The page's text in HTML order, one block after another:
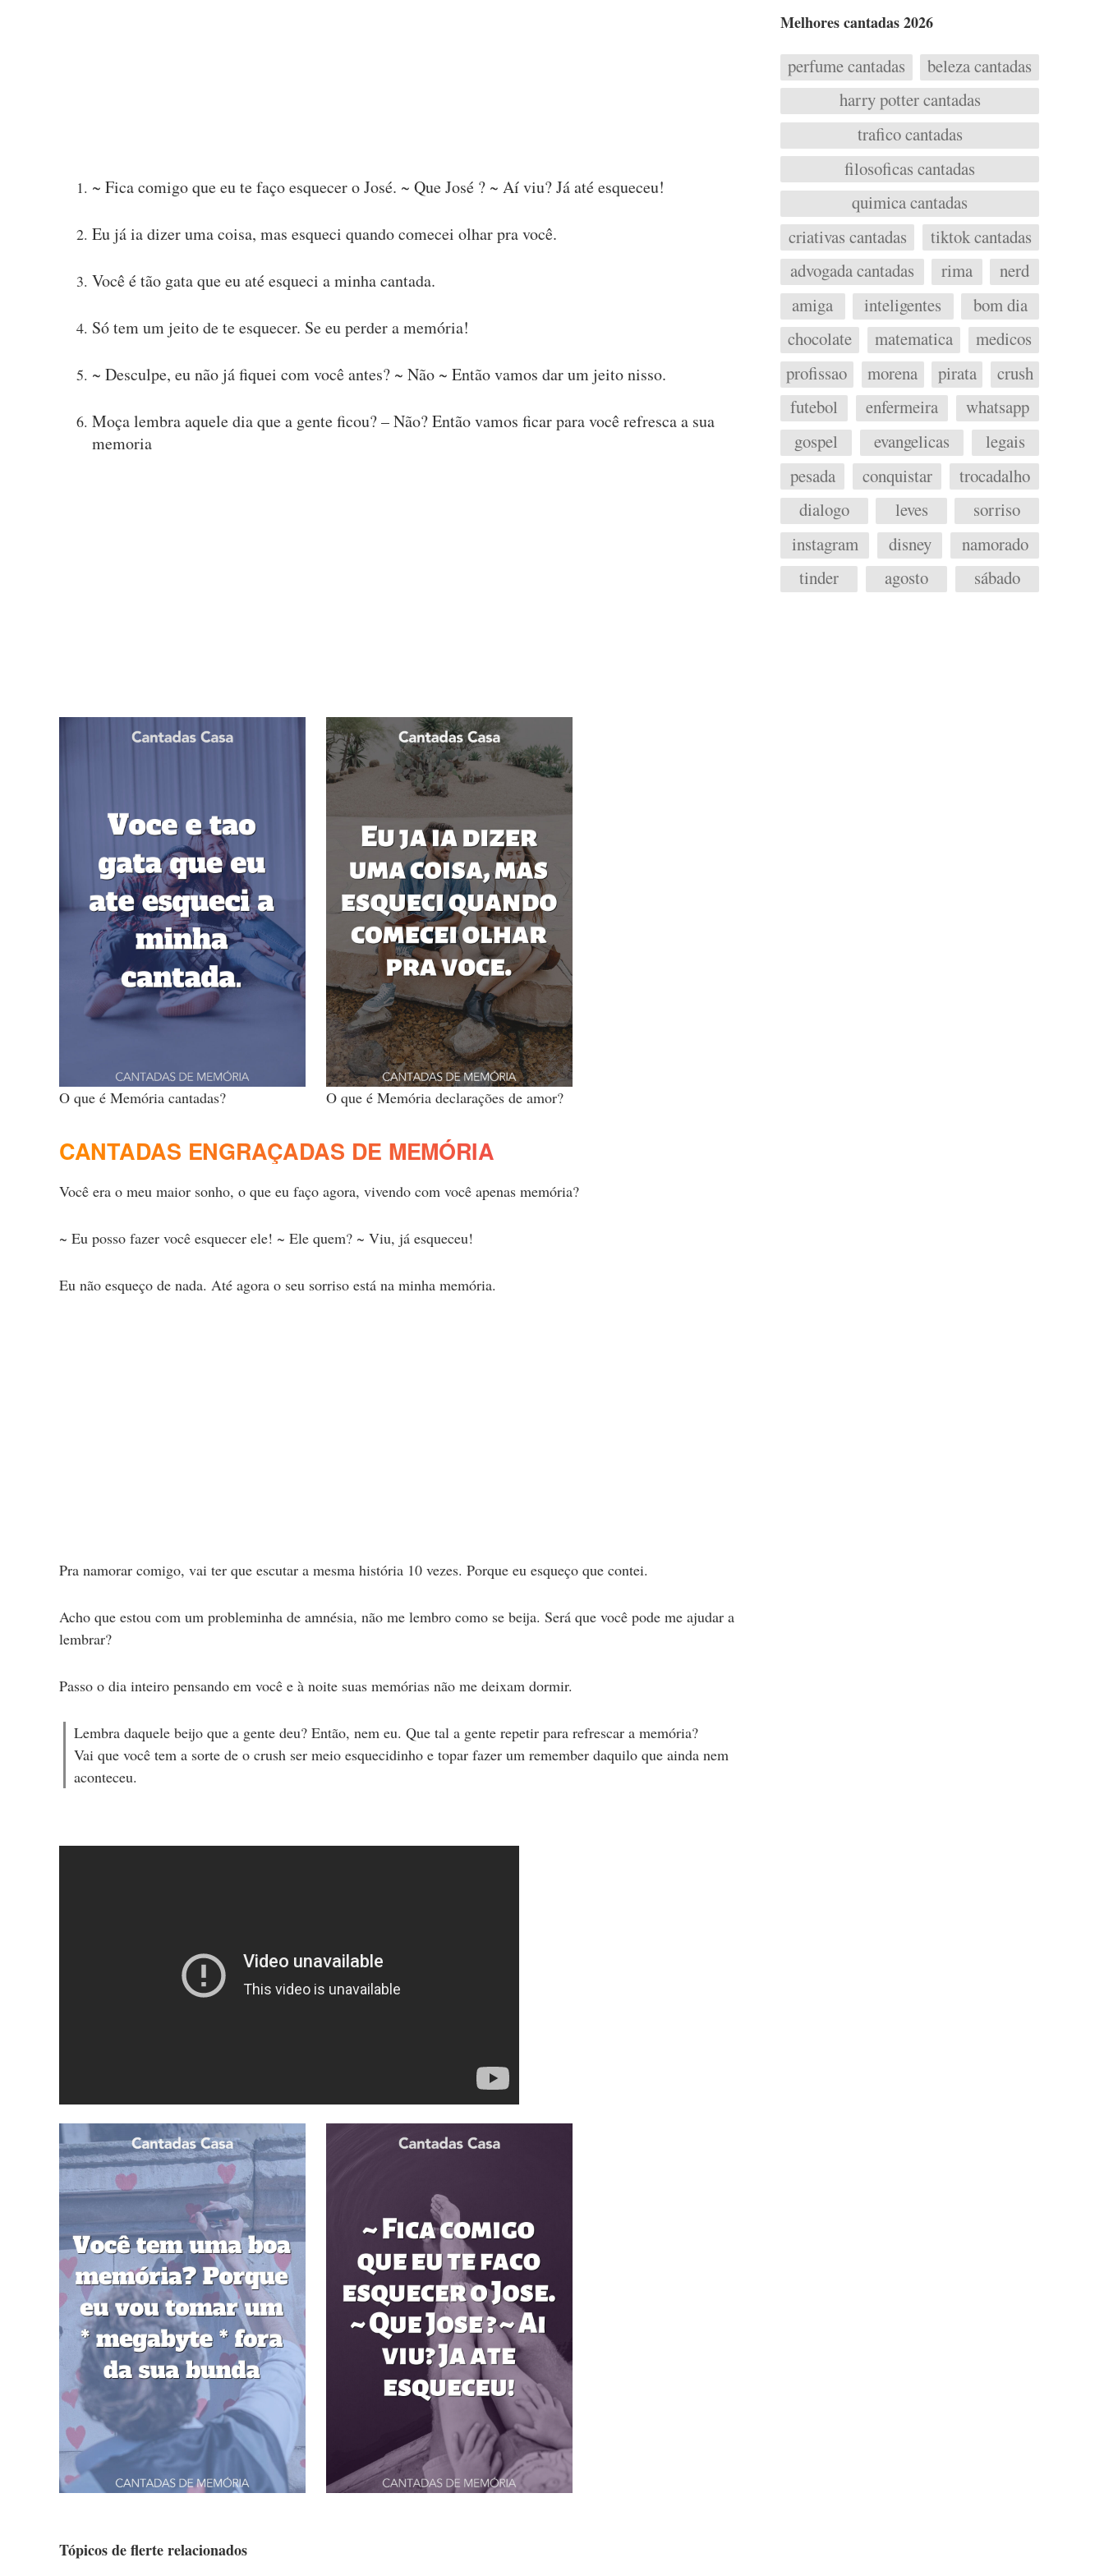
~ Fica comigo que eu te faço esquecer o José. ~ Que José ? ~ Aí viu? Já até esqueceu!
Eu já ia dizer uma coisa, mas esqueci quando comecei olhar pra você.
Você é tão gata que eu até esqueci a minha cantada.
Só tem um jeito de te esquecer. Se eu perder a memória!
~ Desculpe, eu não já fiquei com você antes? ~ Não ~ Então vamos dar um jeito nisso.
Moça lembra aquele dia que a gente ficou? – Não? Então vamos ficar para você refresca a sua
memoria
O que é Memória cantadas? O que é Memória declarações de amor?
CANTADAS ENGRAÇADAS DE MEMÓRIA
Você era o meu maior sonho, o que eu faço agora, vivendo com você apenas memória?
~ Eu posso fazer você esquecer ele! ~ Ele quem? ~ Viu, já esqueceu!
Eu não esqueço de nada. Até agora o seu sorriso está na minha memória.
Pra namorar comigo, vai ter que escutar a mesma história 10 vezes. Porque eu esqueço que contei.
Acho que estou com um probleminha de amnésia, não me lembro como se beija. Será que você pode me ajudar a
lembrar?
Passo o dia inteiro pensando em você e à noite suas memórias não me deixam dormir.
Lembra daquele beijo que a gente deu? Então, nem eu. Que tal a gente repetir para refrescar a memória?
Vai que você tem a sorte de o crush ser meio esquecidinho e topar fazer um remember daquilo que ainda nem
aconteceu.
Tópicos de flerte relacionados
Melhores cantadas 2026
perfume cantadas
beleza cantadas
harry potter cantadas
trafico cantadas
filosoficas cantadas
quimica cantadas
criativas cantadas
tiktok cantadas
advogada cantadas
rima
nerd
amiga
inteligentes
bom dia
chocolate
matematica
medicos
profissao
morena pirata
crush
futebol
enfermeira
whatsapp
gospel
evangelicas
legais
pesada
conquistar
trocadalho
dialogo
leves
sorriso
instagram
disney
namorado
tinder
agosto sábado